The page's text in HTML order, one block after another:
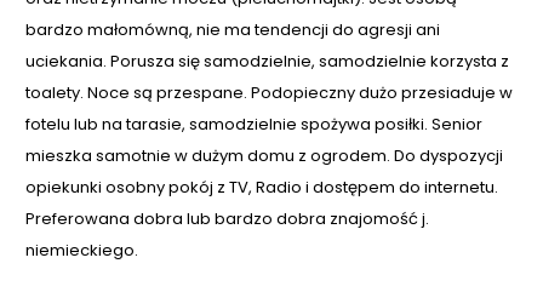
bardzo małomówną, nie ma tendencji do agresji ani
uciekania. Porusza się samodzielnie, samodzielnie korzysta z
toalety. Noce są przespane. Podopieczny dużo przesiaduje w
fotelu lub na tarasie, samodzielnie spożywa posiłki. Senior
mieszka samotnie w dużym domu z ogrodem. Do dyspozycji
opiekunki osobny pokój z TV, Radio i dostępem do internetu.
Preferowana dobra lub bardzo dobra znajomość j.
niemieckiego.